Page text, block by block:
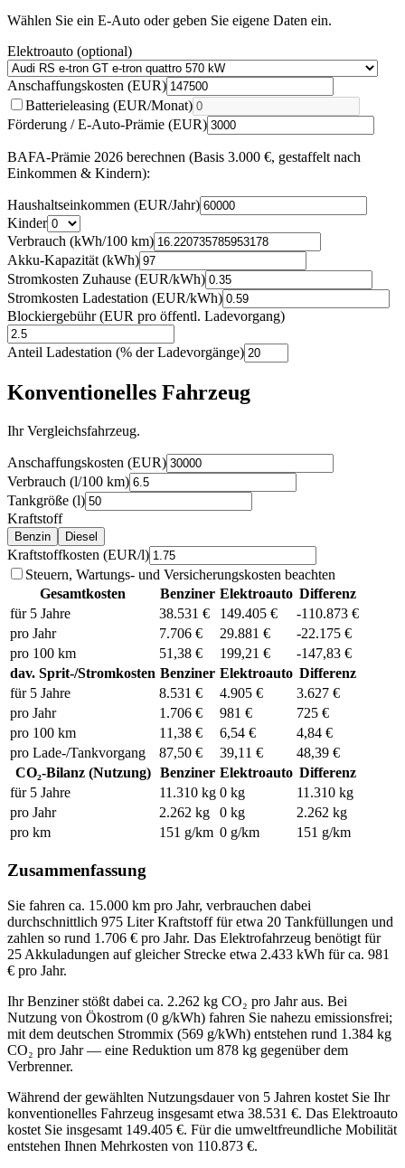
Wählen Sie ein E-Auto oder geben Sie eigene Daten ein.
Elektroauto (optional)
Anschaffungskosten (EUR)
Batterieleasing (EUR/Monat)
Förderung / E-Auto-Prämie (EUR)
BAFA-Prämie 2026 berechnen (Basis 3.000 €, gestaffelt nach
Einkommen & Kindern):
Haushaltseinkommen (EUR/Jahr)
Kinder
Verbrauch (kWh/100 km)
Akku-Kapazität (kWh)
Stromkosten Zuhause (EUR/kWh)
Stromkosten Ladestation (EUR/kWh)
Blockiergebühr (EUR pro öffentl. Ladevorgang)
Anteil Ladestation (% der Ladevorgänge)
Konventionelles Fahrzeug
Ihr Vergleichsfahrzeug.
Anschaffungskosten (EUR)
Verbrauch (l/100 km)
Tankgröße (l)
Kraftstoff
Benzin Diesel
Kraftstoffkosten (EUR/l)
Steuern, Wartungs- und Versicherungskosten beachten
Gesamtkosten
Benziner Elektroauto Differenz
für 5 Jahre
38.531 € 149.405 € -110.873 €
pro Jahr
7.706 € 29.881 € -22.175 €
pro 100 km
51,38 € 199,21 € -147,83 €
dav. Sprit-/Stromkosten Benziner Elektroauto Differenz
für 5 Jahre
8.531 € 4.905 € 3.627 €
pro Jahr
1.706 € 981 € 725 €
pro 100 km
11,38 € 6,54 € 4,84 €
pro Lade-/Tankvorgang
87,50 € 39,11 € 48,39 €
CO₂-Bilanz (Nutzung)
Benziner Elektroauto Differenz
für 5 Jahre
11.310 kg 0 kg 11.310 kg
pro Jahr
2.262 kg 0 kg 2.262 kg
pro km
151 g/km 0 g/km 151 g/km
Zusammenfassung
Sie fahren ca. 15.000 km pro Jahr, verbrauchen dabei
durchschnittlich 975 Liter Kraftstoff für etwa 20 Tankfüllungen und
zahlen so rund 1.706 € pro Jahr. Das Elektrofahrzeug benötigt für
25 Akkuladungen auf gleicher Strecke etwa 2.433 kWh für ca. 981
€ pro Jahr.
IhrBenzinerstößt dabei ca. 2.262 kg CO₂ pro Jahr aus. Bei
Nutzung von Ökostrom (0 g/kWh) fahren Sie nahezu emissionsfrei;
mit dem deutschen Strommix (569 g/kWh) entstehen rund 1.384 kg
CO₂ pro Jahr — eine Reduktion um 878 kg gegenüber dem
Verbrenner.
Während der gewählten Nutzungsdauer von 5 Jahren kostet Sie Ihr
konventionelles Fahrzeug insgesamt etwa 38.531 €. Das Elektroauto
kostet Sie insgesamt 149.405 €. Für die umweltfreundliche Mobilität
entstehen Ihnen Mehrkosten von 110.873 €.